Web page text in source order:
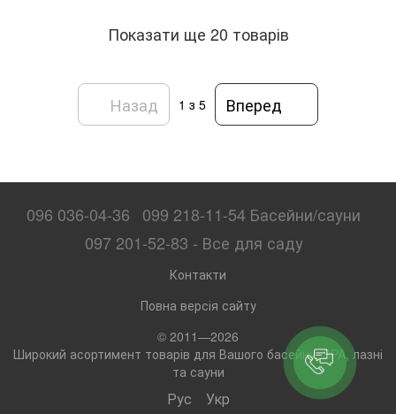
Показати ще 20 товарів
Назад 1 з 5 Вперед
096 036-04-36
099 218-11-54 Басейни/сауни
097 201-52-83 - Все для саду
Контакти
Повна версія сайту
© 2011—2026
Широкий асортимент товарів для Вашого басейну, SPA, лазні
та сауни
Рус Укр